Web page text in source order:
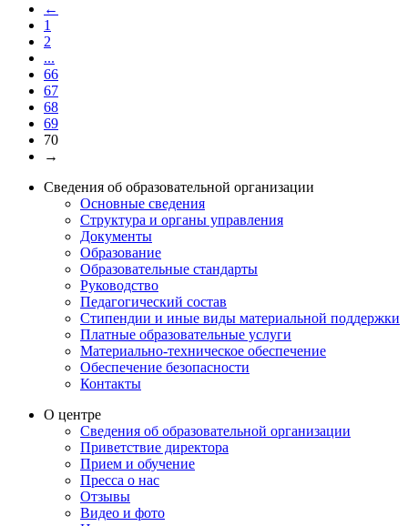
←
1
2
...
66
67
68
69
70
→
Сведения об образовательной организации
Основные сведения
Структура и органы управления
Документы
Образование
Образовательные стандарты
Руководство
Педагогический состав
Стипендии и иные виды материальной поддержки
Платные образовательные услуги
Материально-техническое обеспечение
Обеспечение безопасности
Контакты
О центре
Сведения об образовательной организации
Приветствие директора
Прием и обучение
Пресса о нас
Отзывы
Видео и фото